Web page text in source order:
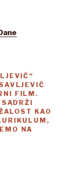
FILM.
KAO
NA